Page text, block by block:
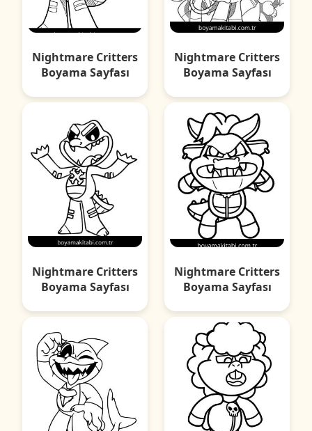
Nightmare Critters
Boyama Sayfası
Nightmare Critters
Boyama Sayfası
Nightmare Critters
Boyama Sayfası
Nightmare Critters
Boyama Sayfası